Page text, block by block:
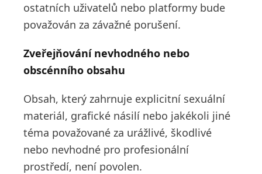
ostatních uživatelů nebo platformy bude
považován za závažné porušení.
Zveřejňování nevhodného nebo
obscénního obsahu
Obsah, který zahrnuje explicitní sexuální
materiál, grafické násilí nebo jakékoli jiné
téma považované za urážlivé, škodlivé
nebo nevhodné pro profesionální
prostředí, není povolen.